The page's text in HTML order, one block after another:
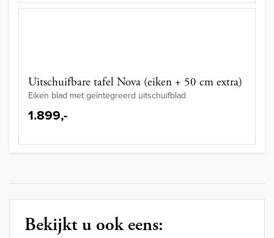
Uitschuifbare tafel Nova (eiken + 50 cm extra)
Eiken blad met geïntegreerd uitschuifblad
1.899,-
Bekijkt u ook eens: